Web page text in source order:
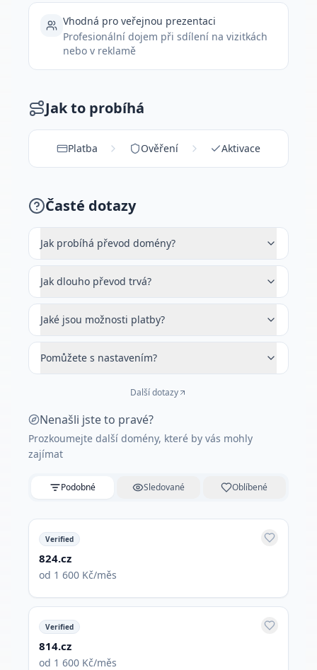
Vhodná pro veřejnou prezentaci
Profesionální dojem při sdílení na vizitkách
nebo v reklamě
Jak to probíhá
Platba Ověření Aktivace
Časté dotazy
Jak probíhá převod domény?
Jak dlouho převod trvá?
Jaké jsou možnosti platby?
Pomůžete s nastavením?
Další dotazy
Nenašli jste to pravé?
Prozkoumejte další domény, které by vás mohly
zajímat
Podobné Sledované Oblíbené
Verified
824.cz
od 1 600 Kč/měs
Verified
814.cz
od 1 600 Kč/měs